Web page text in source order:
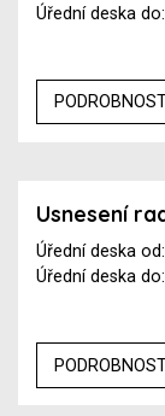
Úřední deska
Usnesení
Úřední deska
Úřední deska